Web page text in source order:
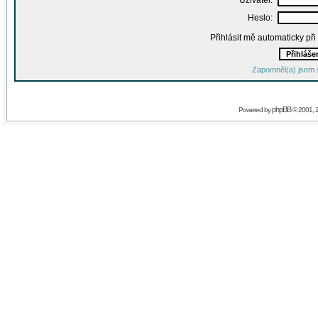
Heslo:
Přihlásit mě automaticky
Zapomněl(a) jsem
Powered byphpBB© 2001,